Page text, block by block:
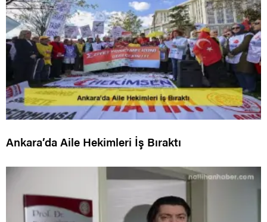
Ankara’da Aile Hekimleri İş Bıraktı